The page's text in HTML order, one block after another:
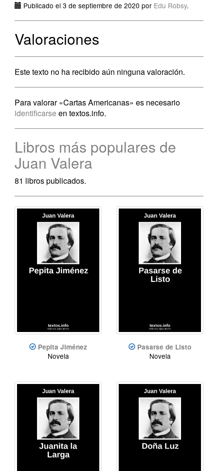
Publicado el 3 de septiembre de 2020 por Edu Robsy.
Valoraciones
Este texto no ha recibido aún ninguna valoración.
Para valorar «Cartas Americanas» es necesario
identificarse en textos.info.
Libros más populares de
Juan Valera
81 libros publicados.
Pepita Jiménez
Novela
Pasarse de Listo
Novela